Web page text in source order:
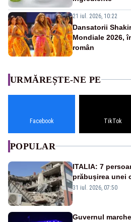
21 iul. 2026, 10:22
Dansatorii
Mondiale 2026,
român
URMĂREȘTE-NE PE
Facebook TikTok
POPULAR
ITALIA: 7
prăbușirea unei
31 iul. 2026, 07:50
Guvernul